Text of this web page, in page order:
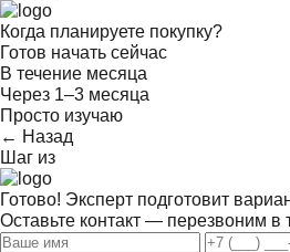
Когда планируете покупку?
Готов начать сейчас
В течение месяца
Через 1–3 месяца
Просто изучаю
← Назад
Шаг из
Готово! Эксперт подготовит
Оставьте контакт — перезвоним в